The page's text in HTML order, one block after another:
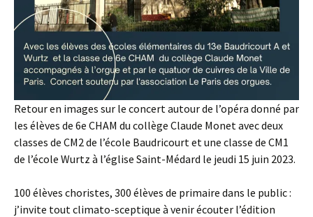
Retour en images sur le concert autour de l’opéra donné par
les élèves de 6e CHAM du collège Claude Monet avec deux
classes de CM2 de l’école Baudricourt et une classe de CM1
de l’école Wurtz à l’église Saint-Médard le jeudi 15 juin 2023.
100 élèves choristes, 300 élèves de primaire dans le public :
j’invite tout climato-sceptique à venir écouter l’édition